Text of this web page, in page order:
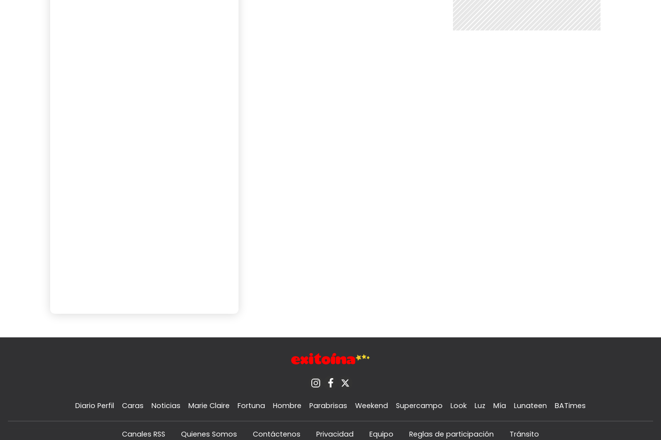
Diario Perfil Caras Noticias Marie Claire Fortuna Hombre Parabrisas Weekend Supercampo Look Luz Mía Lunateen BATimes
Canales RSS Quienes Somos Contáctenos Privacidad Equipo Reglas de participación Tránsito